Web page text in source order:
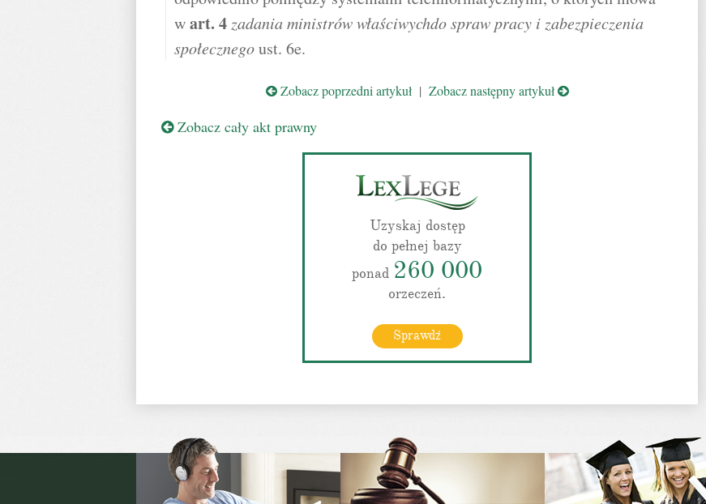
wart. 4 zadania ministrów właściwychdo spraw pracy i zabezpieczenia
społecznegoust. 6e.
Zobacz poprzedni artykuł| Zobacz następny artykuł
Zobacz cały akt prawny
Uzyskaj dostęp
do pełnej bazy
ponad 260 000
orzeczeń.
Sprawdź